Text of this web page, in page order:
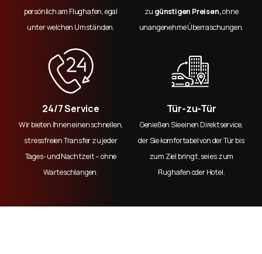
persönlich am Flughafen, egal
unter welchen Umständen.
zu günstigen Preisen,ohne
unangenehme Überraschungen.
24/7 Service
Wir bieten Ihnen einen schnellen,
stressfreien Transfer zu jeder
Tages- und Nachtzeit – ohne
Warteschlangen.
Tür-zu-Tür
Genießen Sie einen Direktservice,
der Sie komfortabel von der Tür bis
zum Ziel bringt, sei es zum
Flughafen oder Hotel.